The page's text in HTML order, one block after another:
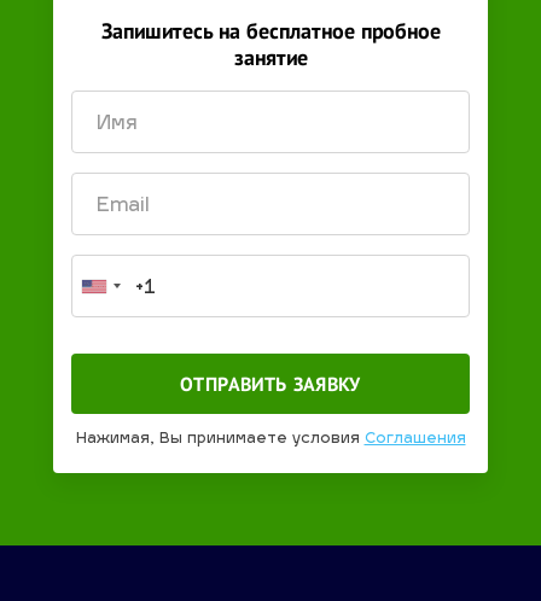
Запишитесь на бесплатное пробное
занятие
Нажимая, Вы принимаете условия Соглашения